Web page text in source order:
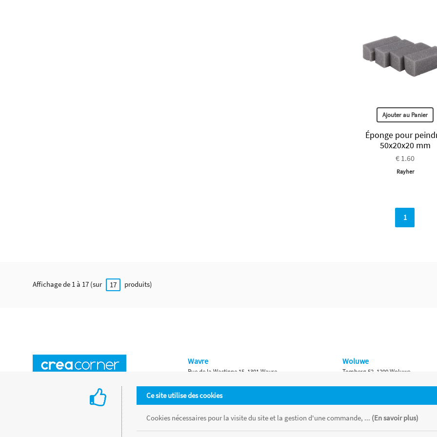
Ajouter au Panier
Éponge pour
50x20x20 mm
€ 1.60
Rayher
1
Affichage de 1 à 17 (sur 17 produits)
Ce site utilise des cookies
Cookies nécessaires pour la visite du site et la gestion d'une commande, ... (En savoir plus)
Wavre
Rue de la Wastinne 15, 1301 Wavre
Waterloo
Chaussée de Bruxelles 315, 1410 Waterloo
Woluwe
Tomberg 52, 1200 Woluwe
Namur